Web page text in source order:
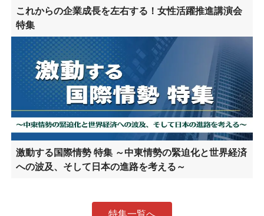
これからの企業成長を左右する！女性活躍推進講演会
特集
激動する国際情勢 特集 ～中東情勢の緊迫化と世界経済
への波及、そして日本の進路を考える～